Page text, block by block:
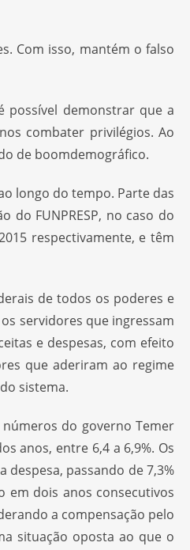
Com isso, mantém o falso
possível demonstrar que a
combater privilégios. Ao
de boomdemográfico.
longo do tempo. Parte das
FUNPRESP, no caso do
respectivamente, e têm
de todos os poderes e
servidores que ingressam
e despesas, com efeito
que aderiram ao regime
sistema.
do governo Temer
anos, entre 6,4 a 6,9%. Os
passando de 7,3%
em dois anos consecutivos
a compensação pelo
situação oposta ao que o